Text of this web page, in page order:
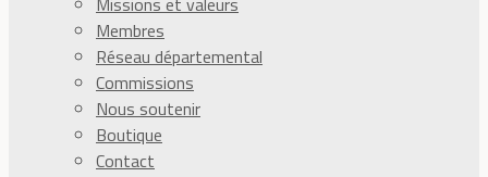
Membres
Réseau départemental
Commissions
Nous soutenir
Boutique
Contact